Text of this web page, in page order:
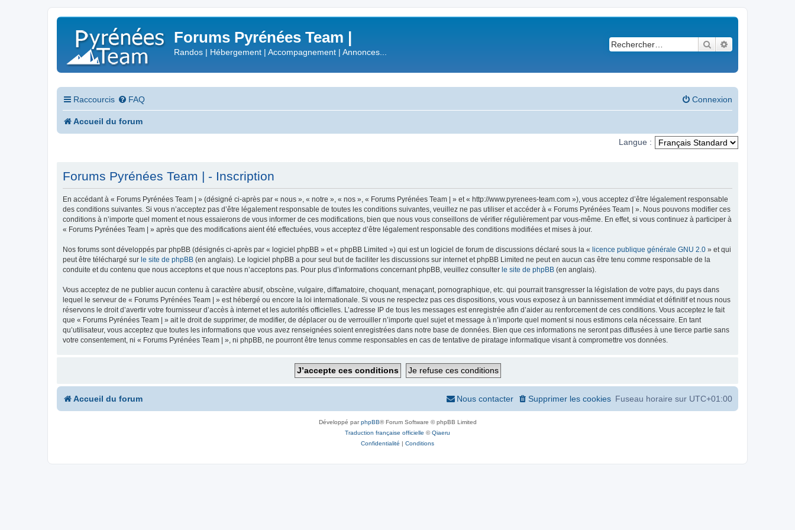
Forums Pyrénées Team |
Randos | Hébergement | Accompagnement | Annonces...
Rechercher
Raccourcis FAQ Connexion
Accueil du forum
Langue :
Forums Pyrénées Team | - Inscription
En accédant à « Forums Pyrénées Team | » (désigné ci-après par « nous », « notre », « nos », « Forums Pyrénées Team | » et « http://www.pyrenees-team.com »), vous acceptez d’être légalement responsable
des conditions suivantes. Si vous n’acceptez pas d’être légalement responsable de toutes les conditions suivantes, veuillez ne pas utiliser et accéder à « Forums Pyrénées Team | ». Nous pouvons modifier ces
conditions à n’importe quel moment et nous essaierons de vous informer de ces modifications, bien que nous vous conseillons de vérifier régulièrement par vous-même. En effet, si vous continuez à participer à
« Forums Pyrénées Team | » après que des modifications aient été effectuées, vous acceptez d’être légalement responsable des conditions modifiées et mises à jour.
Nos forums sont développés par phpBB (désignés ci-après par « logiciel phpBB » et « phpBB Limited ») qui est un logiciel de forum de discussions déclaré sous la « licence publique générale GNU 2.0 » et qui
peut être téléchargé sur le site de phpBB (en anglais). Le logiciel phpBB a pour seul but de faciliter les discussions sur internet et phpBB Limited ne peut en aucun cas être tenu comme responsable de la
conduite et du contenu que nous acceptons et que nous n’acceptons pas. Pour plus d’informations concernant phpBB, veuillez consulter le site de phpBB (en anglais).
Vous acceptez de ne publier aucun contenu à caractère abusif, obscène, vulgaire, diffamatoire, choquant, menaçant, pornographique, etc. qui pourrait transgresser la législation de votre pays, du pays dans
lequel le serveur de « Forums Pyrénées Team | » est hébergé ou encore la loi internationale. Si vous ne respectez pas ces dispositions, vous vous exposez à un bannissement immédiat et définitif et nous nous
réservons le droit d’avertir votre fournisseur d’accès à internet et les autorités officielles. L’adresse IP de tous les messages est enregistrée afin d’aider au renforcement de ces conditions. Vous acceptez le fait
que « Forums Pyrénées Team | » ait le droit de supprimer, de modifier, de déplacer ou de verrouiller n’importe quel sujet et message à n’importe quel moment si nous estimons cela nécessaire. En tant
qu’utilisateur, vous acceptez que toutes les informations que vous avez renseignées soient enregistrées dans notre base de données. Bien que ces informations ne seront pas diffusées à une tierce partie sans
votre consentement, ni « Forums Pyrénées Team | », ni phpBB, ne pourront être tenus comme responsables en cas de tentative de piratage informatique visant à compromettre vos données.
Accueil du forum Fuseau horaire sur UTC+01:00
Supprimer les cookies
Nous contacter
Développé parphpBB® Forum Software © phpBB Limited
Traduction française officielle ©Qiaeru
Confidentialité | Conditions